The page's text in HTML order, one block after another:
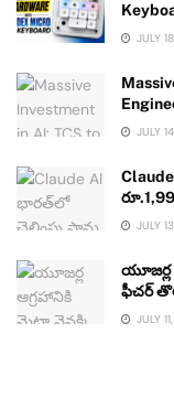
JULY
JULY
JULY
ఫీచర్
JULY